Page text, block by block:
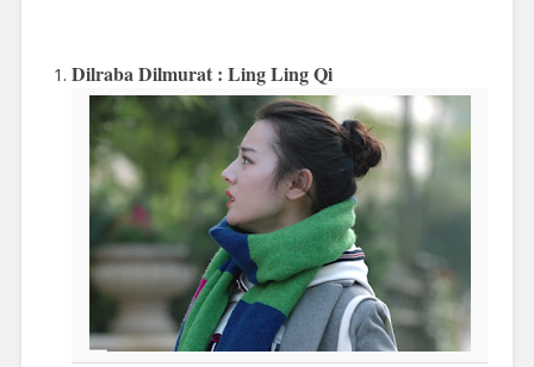
Dilraba Dilmurat : Ling Ling Qi